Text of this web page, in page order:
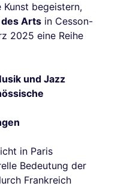
Kunst begeistern,
Arts in Cesson-
2025 eine Reihe
und Jazz
in Paris
Bedeutung der
Frankreich